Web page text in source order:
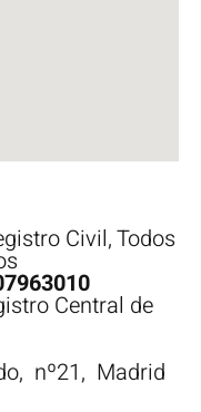
Civil,Todos
Central de
nº21, Madrid